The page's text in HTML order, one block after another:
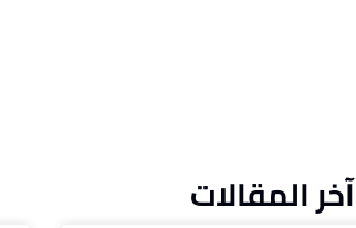
آخر المقالات